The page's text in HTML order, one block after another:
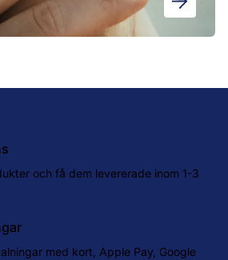
och få dem levererade inom 1-3
med kort, Apple Pay, Google